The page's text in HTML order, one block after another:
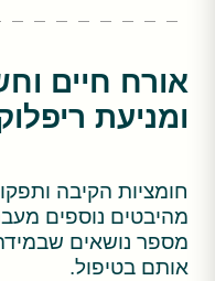
אורח חיים
ומניעת
חומציות הקיבה
מהיבטים נוספים
מספר נושאים
אותם בטיפול.